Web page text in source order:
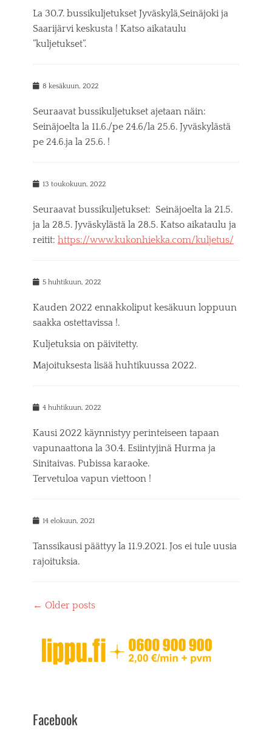
s
e
d
La 30.7. bussikuljetukset Jyväskylä,Seinäjoki ja
Saarijärvi keskusta ! Katso aikataulu
”kuljetukset”.
P
s
e
d
8 kesäkuun, 2022
Seuraavat bussikuljetukset ajetaan näin:
Seinäjoelta la 11.6./pe 24.6/la 25.6. Jyväskylästä
pe 24.6.ja la 25.6. !
P
s
e
d
13 toukokuun, 2022
Seuraavat bussikuljetukset: Seinäjoelta la 21.5.
ja la 28.5. Jyväskylästä la 28.5. Katso aikataulu ja
reitit: https://www.kukonhiekka.com/kuljetus/
P
s
e
d
n
5 huhtikuun, 2022
Kauden 2022 ennakkoliput kesäkuun loppuun
saakka ostettavissa !.
Kuljetuksia on päivitetty.
Majoituksesta lisää huhtikuussa 2022.
P
s
e
d
o
4 huhtikuun, 2022
Kausi 2022 käynnistyy perinteiseen tapaan
vapunaattona la 30.4. Esiintyjinä Hurma ja
Sinitaivas. Pubissa karaoke.
Tervetuloa vapun viettoon !
P
s
e
14 elokuun, 2021
Tanssikausi päättyy la 11.9.2021. Jos ei tule uusia
rajoituksia.
Post
← Older posts
Facebook